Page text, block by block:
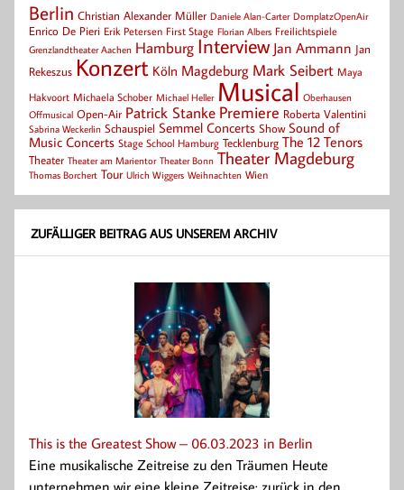
Berlin Christian Alexander Müller Daniele Alan-Carter DomplatzOpenAir
Enrico De Pieri Erik Petersen First Stage Florian Albers Freilichtspiele
Grenzlandtheater Aachen Hamburg Interview Jan Ammann Jan
Rekeszus Konzert Köln Magdeburg Mark Seibert Maya
Hakvoort Michaela Schober Michael Heller Musical Oberhausen
Offmusical Open-Air Patrick Stanke Premiere Roberta Valentini
Sabrina Weckerlin Schauspiel Semmel Concerts Show Sound of
Music Concerts Stage School Hamburg Tecklenburg The 12 Tenors
Theater Theater am Marientor Theater Bonn Theater Magdeburg
Thomas Borchert Tour Ulrich Wiggers Weihnachten Wien
ZUFÄLLIGER BEITRAG AUS UNSEREM ARCHIV
This is the Greatest Show – 06.03.2023 in Berlin
Eine musikalische Zeitreise zu den Träumen Heute